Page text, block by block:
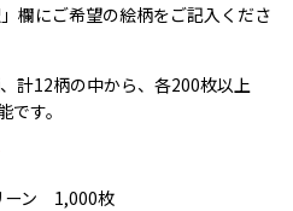
欄にご希望の絵柄をご記入くださ
計12柄の中から、各200枚以上
です。
ーン 1,000枚